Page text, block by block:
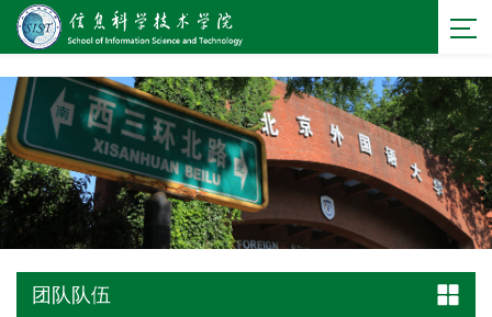
bevictor伟德官网 - 源自英国始于1946
团队队伍